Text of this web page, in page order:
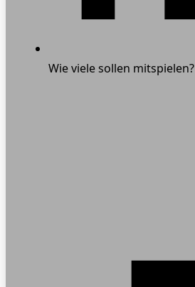
Wie viele sollen mitspielen?